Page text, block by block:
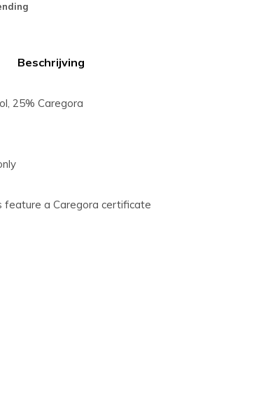
Beschrijving
25% Caregora
feature a Caregora certificate